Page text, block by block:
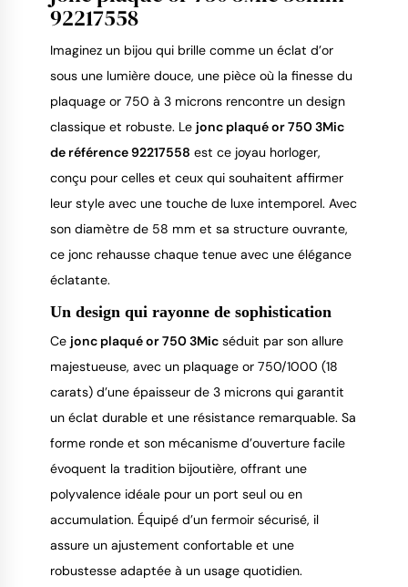
92217558
Imaginez un bijou qui brille comme un éclat d’or
sous une lumière douce, une pièce où la finesse du
plaquage or 750 à 3 microns rencontre un design
classique et robuste. Le jonc plaqué or 750 3Mic
de référence 92217558 est ce joyau horloger,
conçu pour celles et ceux qui souhaitent affirmer
leur style avec une touche de luxe intemporel. Avec
son diamètre de 58 mm et sa structure ouvrante,
ce jonc rehausse chaque tenue avec une élégance
éclatante.
Un design qui rayonne de sophistication
Ce jonc plaqué or 750 3Mic séduit par son allure
majestueuse, avec un plaquage or 750/1000 (18
carats) d’une épaisseur de 3 microns qui garantit
un éclat durable et une résistance remarquable. Sa
forme ronde et son mécanisme d’ouverture facile
évoquent la tradition bijoutière, offrant une
polyvalence idéale pour un port seul ou en
accumulation. Équipé d’un fermoir sécurisé, il
assure un ajustement confortable et une
robustesse adaptée à un usage quotidien.